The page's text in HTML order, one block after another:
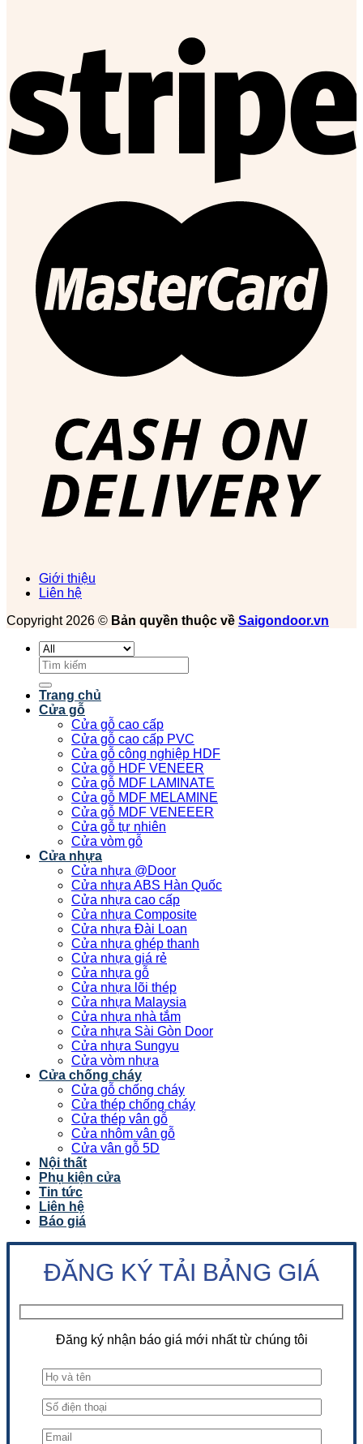
Giới thiệu
Liên hệ
Copyright 2026 © Bản quyền thuộc về Saigondoor.vn
Tìm
kiếm:
Trang chủ
Cửa gỗ
Cửa gỗ cao cấp
Cửa gỗ cao cấp PVC
Cửa gỗ công nghiệp HDF
Cửa gỗ HDF VENEER
Cửa gỗ MDF LAMINATE
Cửa gỗ MDF MELAMINE
Cửa gỗ MDF VENEEER
Cửa gỗ tự nhiên
Cửa vòm gỗ
Cửa nhựa
Cửa nhựa @Door
Cửa nhựa ABS Hàn Quốc
Cửa nhựa cao cấp
Cửa nhựa Composite
Cửa nhựa Đài Loan
Cửa nhựa ghép thanh
Cửa nhựa giá rẻ
Cửa nhựa gỗ
Cửa nhựa lõi thép
Cửa nhựa Malaysia
Cửa nhựa nhà tắm
Cửa nhựa Sài Gòn Door
Cửa nhựa Sungyu
Cửa vòm nhựa
Cửa chống cháy
Cửa gỗ chống cháy
Cửa thép chống cháy
Cửa thép vân gỗ
Cửa nhôm vân gỗ
Cửa vân gỗ 5D
Nội thất
Phụ kiện cửa
Tin tức
Liên hệ
Báo giá
ĐĂNG KÝ TẢI BẢNG GIÁ
Đăng ký nhận báo giá mới nhất từ chúng tôi